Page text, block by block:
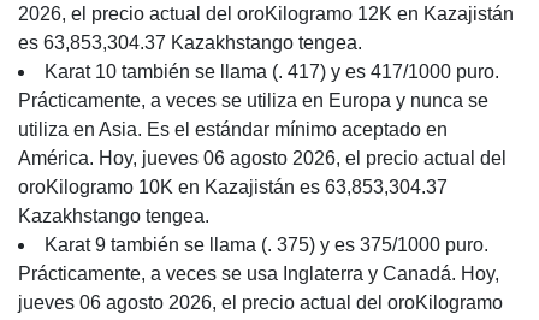
2026, el precio actual del oroKilogramo 12K en Kazajistán
es 63,853,304.37 Kazakhstango tengea.
Karat 10 también se llama (. 417) y es 417/1000 puro.
Prácticamente, a veces se utiliza en Europa y nunca se
utiliza en Asia. Es el estándar mínimo aceptado en
América. Hoy, jueves 06 agosto 2026, el precio actual del
oroKilogramo 10K en Kazajistán es 63,853,304.37
Kazakhstango tengea.
Karat 9 también se llama (. 375) y es 375/1000 puro.
Prácticamente, a veces se usa Inglaterra y Canadá. Hoy,
jueves 06 agosto 2026, el precio actual del oroKilogramo